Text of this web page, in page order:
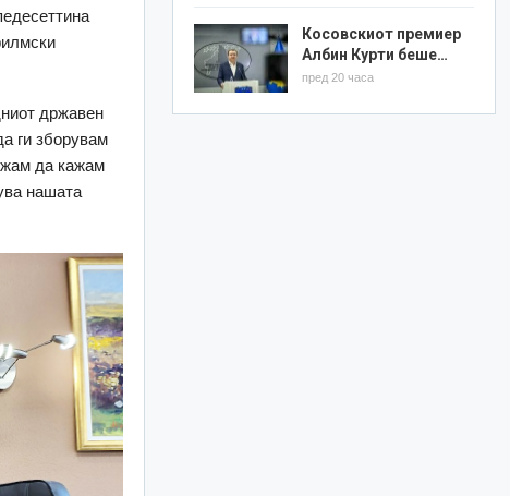
државен
ги зборувам
да кажам
нашата
Косовскиот премиер
Албин Курти беше…
пред 20 часа